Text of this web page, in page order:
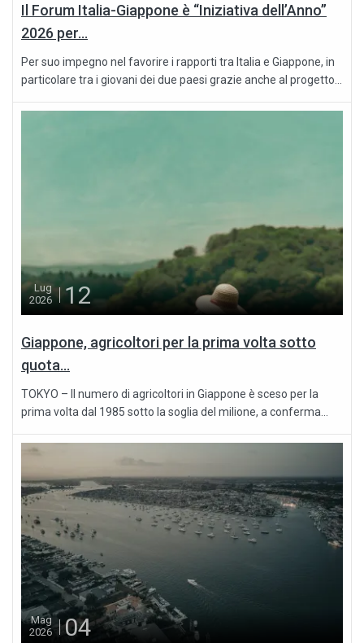
Il Forum Italia-Giappone è “Iniziativa dell’Anno”
2026 per...
Per suo impegno nel favorire i rapporti tra Italia e Giappone, in
particolare tra i giovani dei due paesi grazie anche al progetto...
Lug
2026
12
Giappone, agricoltori per la prima volta sotto
quota...
TOKYO – Il numero di agricoltori in Giappone è sceso per la
prima volta dal 1985 sotto la soglia del milione, a conferma...
Mag
2026
04